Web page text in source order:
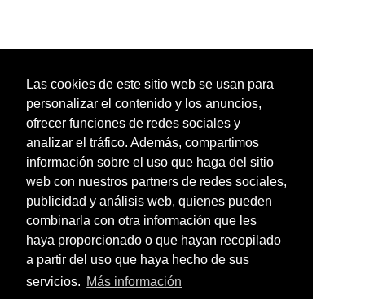
Las cookies de este sitio web se usan para
personalizar el contenido y los anuncios,
ofrecer funciones de redes sociales y
analizar el tráfico. Además, compartimos
información sobre el uso que haga del sitio
web con nuestros partners de redes sociales,
publicidad y análisis web, quienes pueden
combinarla con otra información que les
haya proporcionado o que hayan recopilado
a partir del uso que haya hecho de sus
servicios. Más información